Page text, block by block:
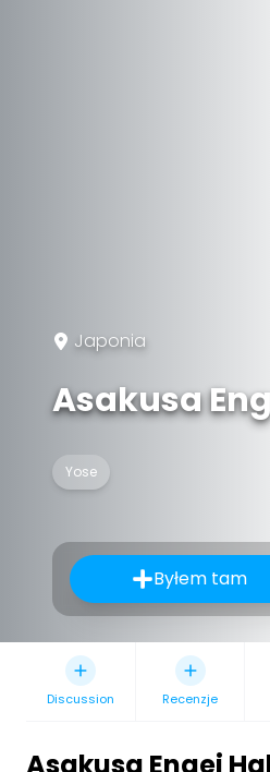
Japonia
Asakusa
Yose
Byłem tam
Discussion Recenzje